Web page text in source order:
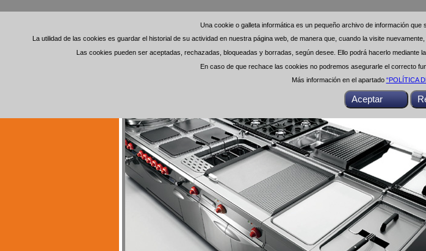
Una cookie o galleta informática es un pequeño archivo de información
La utilidad de las cookies es guardar el historial de su actividad en nuestra página web, de manera que, cuando la visite
Las cookies pueden ser aceptadas, rechazadas, bloqueadas y borradas, según desee. Ello podrá hacerlo
En caso de que rechace las cookies no podremos asegurarle el correcto
Más información en el apartado “POLÍTICA
Una cookie o galleta informática es un pequeño archivo de información
La utilidad de las cookies es guardar el historial de su actividad en nuestra página web, de manera que, cuando la visite
Las cookies pueden ser aceptadas, rechazadas, bloqueadas y borradas, según desee. Ello podrá hacerlo
En caso de que rechace las cookies no podremos asegurarle el correcto
Más información en el apartado “POLÍTICA